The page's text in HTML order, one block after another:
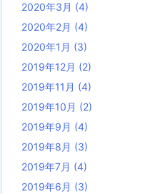
2020年3月 (4)
2020年2月 (4)
2020年1月 (3)
2019年12月 (2)
2019年11月 (4)
2019年10月 (2)
2019年9月 (4)
2019年8月 (3)
2019年7月 (4)
2019年6月 (3)